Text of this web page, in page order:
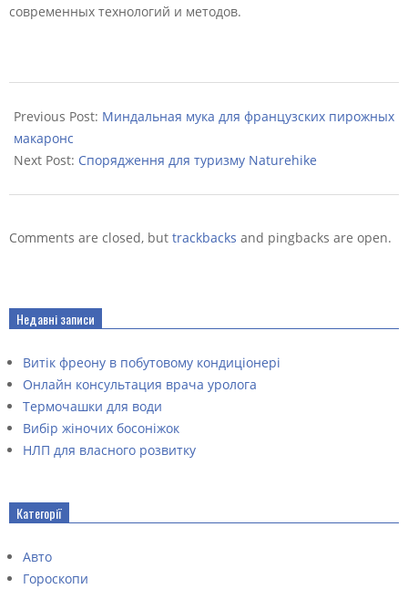
современных технологий и методов.
04-
14
Previous Post: Миндальная мука для французских пирожных
макаронс
Next Post: Спорядження для туризму Naturehike
Comments are closed, but trackbacks and pingbacks are open.
Недавні записи
Витік фреону в побутовому кондиціонері
Онлайн консультация врача уролога
Термочашки для води
Вибір жіночих босоніжок
НЛП для власного розвитку
Категорії
Авто
Гороскопи